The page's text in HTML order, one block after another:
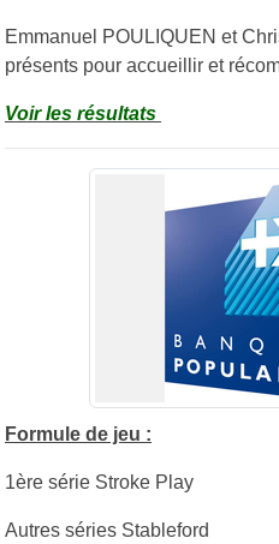
Emmanuel POULIQUEN et
présents pour accueillir et
Voir les résultats
Formule de jeu :
1ère série Stroke Play
Autres séries Stableford